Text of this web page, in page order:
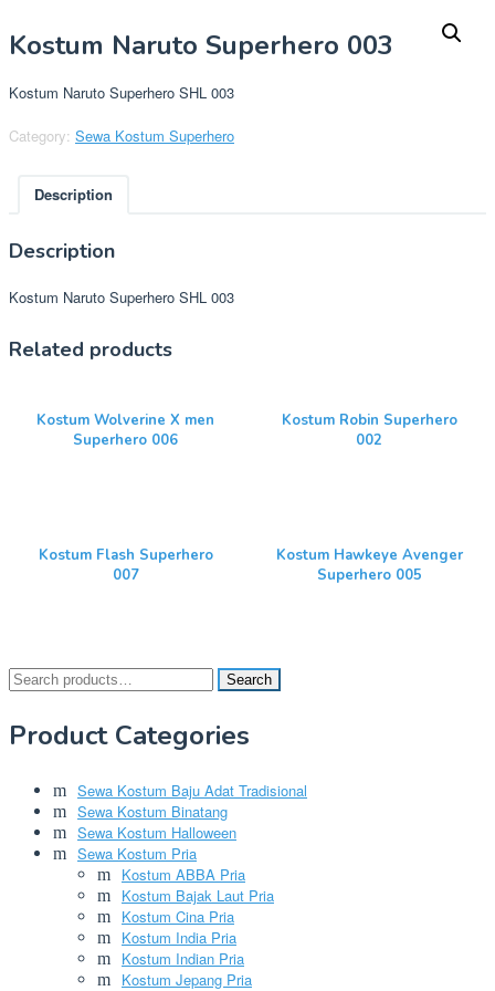
Kostum Naruto Superhero 003
Kostum Naruto Superhero SHL 003
Category: Sewa Kostum Superhero
Description
Description
Kostum Naruto Superhero SHL 003
Related products
Kostum Wolverine X men
Superhero 006
Kostum Robin Superhero
002
Kostum Flash Superhero
007
Kostum Hawkeye Avenger
Superhero 005
Search
Search
Product Categories
Sewa Kostum Baju Adat Tradisional
Sewa Kostum Binatang
Sewa Kostum Halloween
Sewa Kostum Pria
Kostum ABBA Pria
Kostum Bajak Laut Pria
Kostum Cina Pria
Kostum India Pria
Kostum Indian Pria
Kostum Jepang Pria